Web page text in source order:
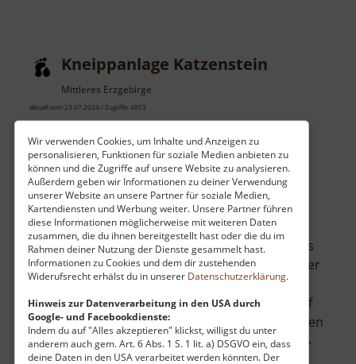
Wir verwenden Cookies, um Inhalte und Anzeigen zu
personalisieren, Funktionen für soziale Medien anbieten zu
können und die Zugriffe auf unsere Website zu analysieren.
Außerdem geben wir Informationen zu deiner Verwendung
unserer Website an unsere Partner für soziale Medien,
Kartendiensten und Werbung weiter. Unsere Partner führen
diese Informationen möglicherweise mit weiteren Daten
zusammen, die du ihnen bereitgestellt hast oder die du im
Rahmen deiner Nutzung der Dienste gesammelt hast.
Informationen zu Cookies und dem dir zustehenden
Widerufsrecht erhälst du in unserer Datenschutzerklärung.
Hinweis zur Datenverarbeitung in den USA durch
Google- und Facebookdienste:
Indem du auf "Alles akzeptieren" klickst, willigst du unter
anderem auch gem. Art. 6 Abs. 1 S. 1 lit. a) DSGVO ein, dass
deine Daten in den USA verarbeitet werden könnten. Der
Kneippanlage Katzenstein
Mittleres Erzgebirge
aktuell vom 23.07.2024 / Zugriffe: 4853
17 km vom aktuellen Standort
Die Kneippanlage am Katzenstein bei
Pobershaus ist sozusagen das offene Ende des
Grünen Grabens. Hier sammeln sich die Wasser
aus dem südlich gelegenen Hochmoor mit all
den braunen Schwebeteilichen und warten auf
den müden Wanderer, der hier seinen schweren
Beine etwas gutes tun möchte. Den Abstieg .. »
weiterlesenüber